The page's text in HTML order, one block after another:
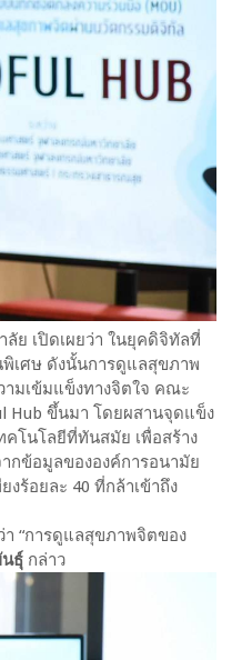
เปิดเผยว่า ในยุคดิจิทัลที่
เศษ ดังนั้นการดูแลสุขภาพ
ามเข้มแข็งทางจิตใจ คณะ
Hub ขึ้นมา โดยผสานจุดแข็ง
โนโลยีที่ทันสมัย เพื่อสร้าง
กข้อมูลขององค์การอนามัย
ร้อยละ 40 ที่กล้าเข้าถึง
“การดูแลสุขภาพจิตของ
ธุ์ กล่าว